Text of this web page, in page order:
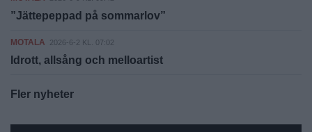
”Jättepeppad på sommarlov”
MOTALA 2026-6-2 KL. 07:02
Idrott, allsång och melloartist
Fler nyheter